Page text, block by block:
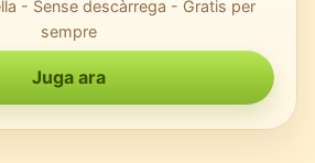
- Sense descàrrega - Gratis per
sempre
Juga ara